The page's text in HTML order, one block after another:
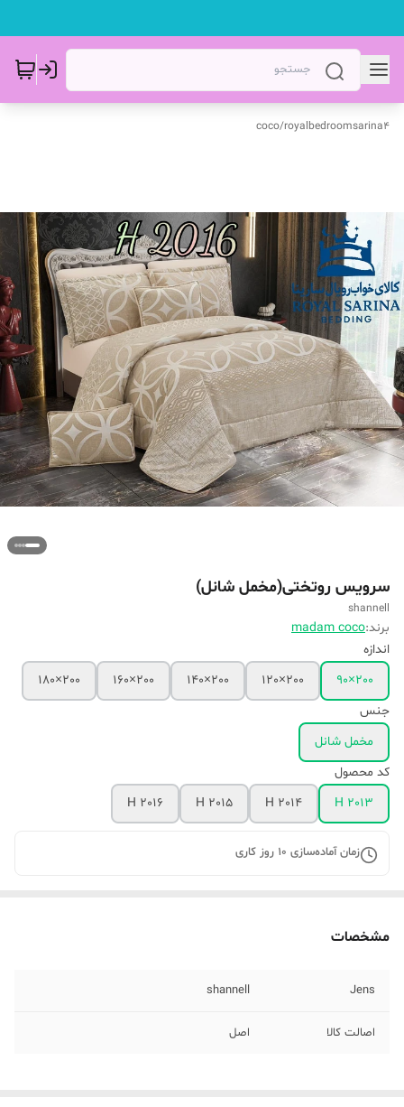
royalbedroomsarina4
/
coco
سرویس روتختی(مخمل شانل)
shannell
برند:madam coco
اندازه
200×90
200×120
200×140
200×160
200×180
جنس
مخمل شانل
کد محصول
H 2013
H 2014
H 2015
H 2016
زمان آماده‌سازی 10 روز کاری
مشخصات
Jens
shannell
اصالت کالا اصل